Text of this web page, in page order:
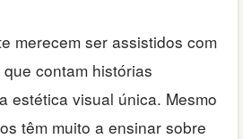
merecem ser assistidos com
contam histórias
estética visual única. Mesmo
têm muito a ensinar sobre